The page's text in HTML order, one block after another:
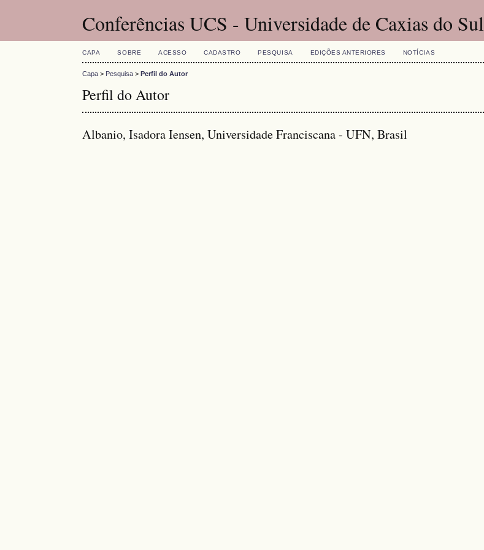
Conferências UCS - Universidade de Caxias do Sul
CAPA SOBRE ACESSO CADASTRO PESQUISA EDIÇÕES ANTERIORES NOTÍCIAS
Capa > Pesquisa >Perfil do Autor
Perfil do Autor
Albanio, Isadora Iensen, Universidade Franciscana - UFN, Brasil